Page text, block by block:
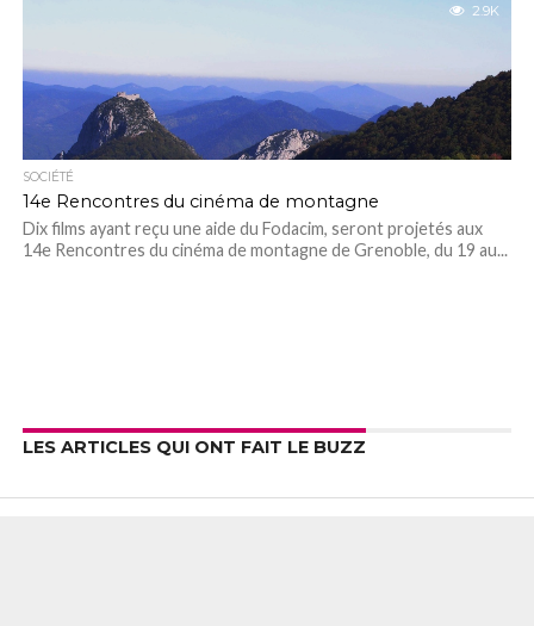
2.9K
SOCIÉTÉ
14e Rencontres du cinéma de montagne
Dix films ayant reçu une aide du Fodacim, seront projetés aux
14e Rencontres du cinéma de montagne de Grenoble, du 19 au...
LES ARTICLES QUI ONT FAIT LE BUZZ